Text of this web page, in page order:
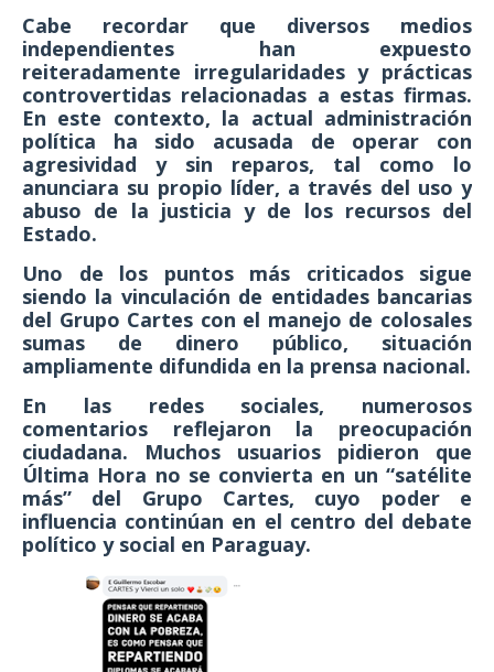
Cabe recordar que diversos medios
independientes han expuesto
reiteradamente irregularidades y prácticas
controvertidas relacionadas a estas firmas.
En este contexto, la actual administración
política ha sido acusada de operar con
agresividad y sin reparos, tal como lo
anunciara su propio líder, a través del uso y
abuso de la justicia y de los recursos del
Estado.
Uno de los puntos más criticados sigue
siendo la vinculación de entidades bancarias
del Grupo Cartes con el manejo de colosales
sumas de dinero público, situación
ampliamente difundida en la prensa nacional.
En las redes sociales, numerosos
comentarios reflejaron la preocupación
ciudadana. Muchos usuarios pidieron que
Última Hora no se convierta en un “satélite
más” del Grupo Cartes, cuyo poder e
influencia continúan en el centro del debate
político y social en Paraguay.